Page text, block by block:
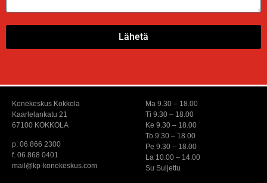
Lähetä
Konekeskus Kokkola
Kaarlelankatu 21
67100 KOKKOLA
p. 06 866 2300
f. 06 868 0401
mail@kp-konekeskus.com
Ma 9.30 – 18.00
Ti 9.30 – 18.00
Ke 9.30 – 18.00
To 9.30 – 18.00
Pe 9.30 – 18.00
La 10.00 – 14.00
Su Suljettu